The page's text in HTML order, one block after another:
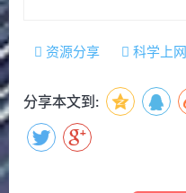
资源分享 科学上网
分享本文到: